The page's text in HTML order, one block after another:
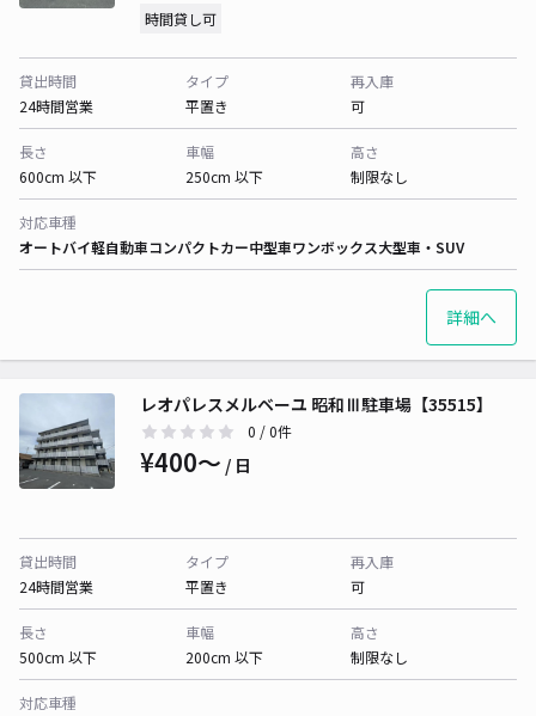
時間貸し可
貸出時間
24時間営業
タイプ
平置き
再入庫
可
長さ
600cm 以下
車幅
250cm 以下
高さ
制限なし
対応車種
オートバイ軽自動車コンパクトカー中型車ワンボックス大型車・SUV
詳細へ
レオパレスメルベーユ 昭和Ⅲ駐車場【35515】
0 / 0件
¥400〜 / 日
貸出時間
24時間営業
タイプ
平置き
再入庫
可
長さ
500cm 以下
車幅
200cm 以下
高さ
制限なし
対応車種